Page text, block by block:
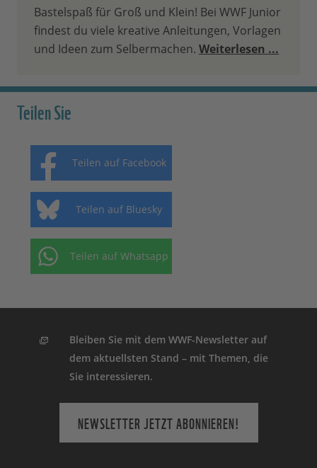
Bastelspaß für Groß und Klein! Bei WWF Junior
findest du viele kreative Anleitungen, Vorlagen
und Ideen zum Selbermachen. Weiterlesen ...
Teilen Sie
Teilen auf Facebook
Teilen auf Bluesky
Teilen auf Whatsapp
Bleiben Sie mit dem WWF-Newsletter auf
dem aktuellsten Stand – mit Themen, die
Sie interessieren.
NEWSLETTER JETZT ABONNIEREN!